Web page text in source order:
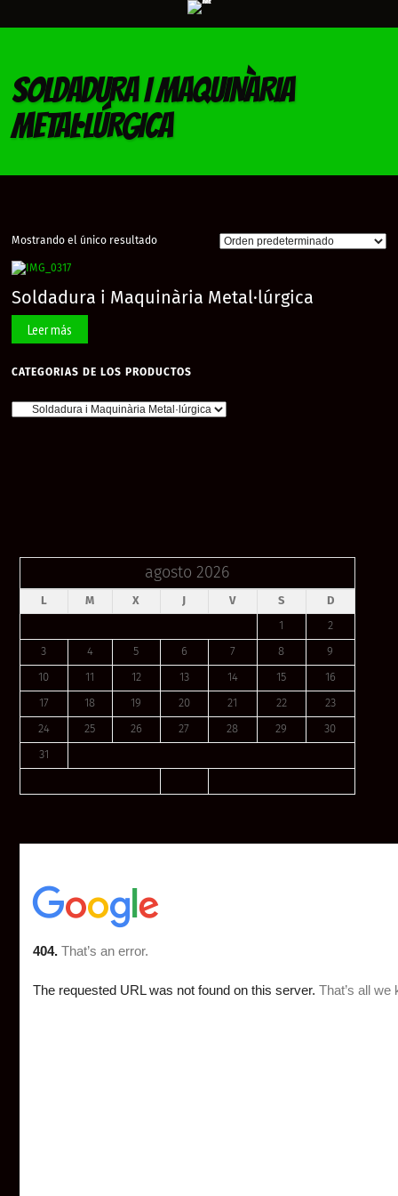
SOLDADURA I MAQUINÀRIA
METAL·LÚRGICA
Mostrando el único resultado
Soldadura i Maquinària Metal·lúrgica
Leer más
CATEGORIAS DE LOS PRODUCTOS
agosto 2026
L M X V S D
1 2
3 4 5 6 7 8 9
10 11 12 13 14 15 16
17 18 19 20 21 22 23
24 25 26 27 28 29 30
31